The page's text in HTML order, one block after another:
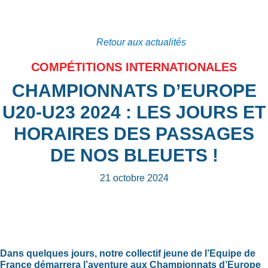
Retour aux actualités
COMPÉTITIONS INTERNATIONALES
CHAMPIONNATS D’EUROPE
U20-U23 2024 : LES JOURS ET
HORAIRES DES PASSAGES
DE NOS BLEUETS !
21 octobre 2024
Dans quelques jours, notre collectif jeune de l’Equipe de
France démarrera l’aventure aux Championnats d’Europe